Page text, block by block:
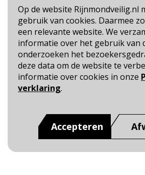
Op de website Rijnmondveilig.nl
gebruik van cookies. Daarmee
een relevante website. We
informatie over het gebruik van
onderzoeken het
deze data om de website te
informatie over cookies in onze
verklaring.
Accepteren
Blijf op de hoogte
Cookie- en Privacybeleid
Toegankelijkheid